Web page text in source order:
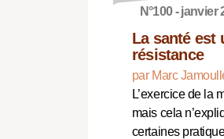
N°100 - janvier
La santé est
résistance
par Marc
L’exercice de la
mais cela
certaines